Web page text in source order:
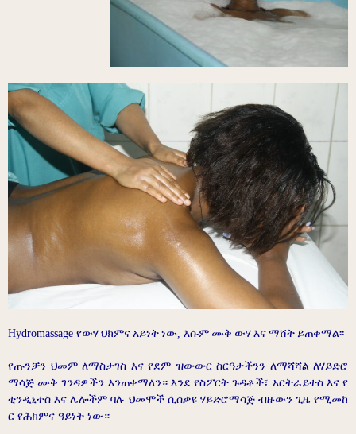
Hydromassage የውሃ ህክምና አይነት ነው እሱም ሙቅ ውሃ እና ማሸት ይጠቀማል፡፡
የጡንቻን ህመም ለማስታገስ እና የደም ዝውውር ስርዓታችንን ለማሻሻል ለሃይድሮ
ማሳጅ ሙቅ ገንዳዎችን እንጠቀማለን። እንደ የስፖርት ጉዳቶች፣ አርትራይተስ እና የ
ቲንዲኒተስ እና ሌሎችም ባሉ ህመሞች ሲሰቃዩ ሃይድሮማሳጅ ብዙውን ጊዜ የሚመከ
ር የሕክምና ዓይነት ነው።